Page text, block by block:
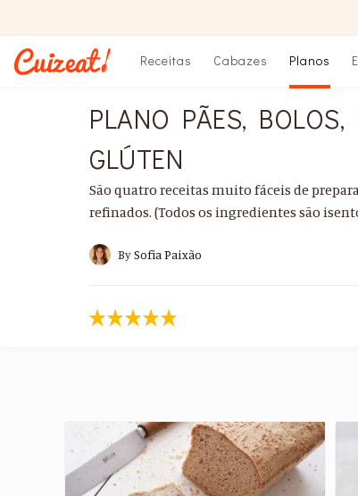
Receitas Cabazes Planos
PLANO PÃES,
GLÚTEN
São quatro receitas muito fáceis de
refinados. (Todos os ingredientes são
BySofia Paixão